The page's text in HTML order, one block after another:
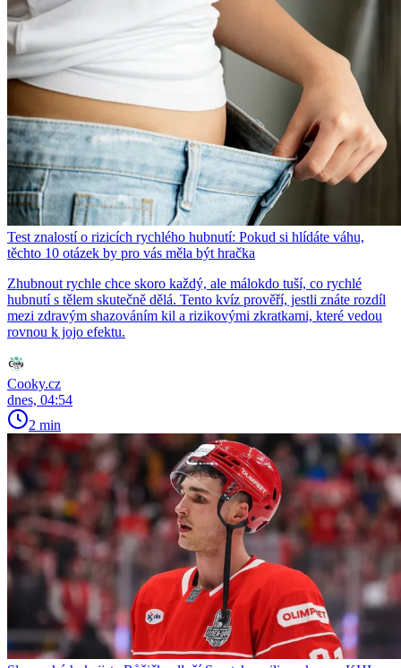
Test znalostí o rizicích rychlého hubnutí: Pokud si hlídáte váhu,
těchto 10 otázek by pro vás měla být hračka
Zhubnout rychle chce skoro každý, ale málokdo tuší, co rychlé
hubnutí s tělem skutečně dělá. Tento kvíz prověří, jestli znáte rozdíl
mezi zdravým shazováním kil a rizikovými zkratkami, které vedou
rovnou k jojo efektu.
Cooky.cz
dnes, 04:54
2 min